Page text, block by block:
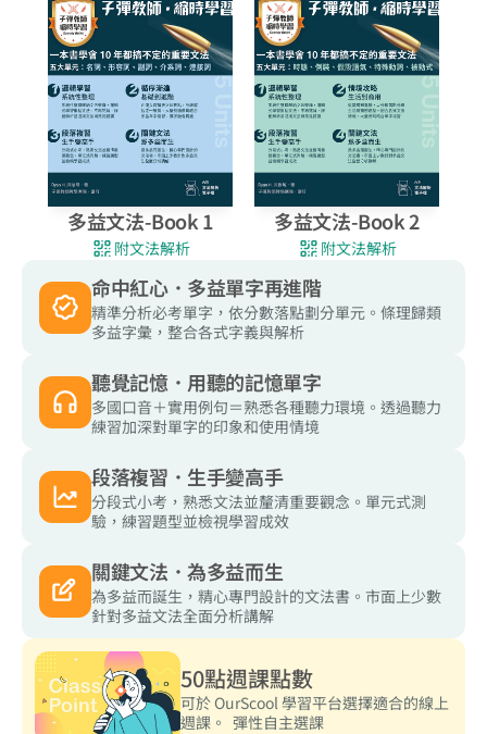
多益文法-Book 1
附文法解析
多益文法-Book 2
附文法解析
命中紅心．多益單字再進階
精準分析必考單字，依分數落點劃分單元。條理歸類
多益字彙，整合各式字義與解析
聽覺記憶．用聽的記憶單字
多國口音＋實用例句＝熟悉各種聽力環境。透過聽力
練習加深對單字的印象和使用情境
段落複習．生手變高手
分段式小考，熟悉文法並釐清重要觀念。單元式測
驗，練習題型並檢視學習成效
關鍵文法．為多益而生
為多益而誕生，精心專門設計的文法書。市面上少數
針對多益文法全面分析講解
50點週課點數
可於 OurScool 學習平台選擇適合的線上
週課。  彈性自主選課